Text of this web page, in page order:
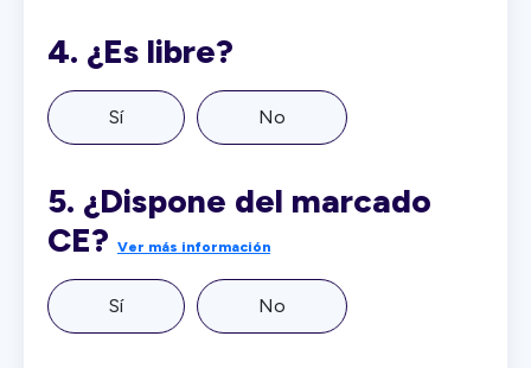
4. ¿Es libre?
Sí No
5. ¿Dispone del marcado
CE? Ver más información
Sí No